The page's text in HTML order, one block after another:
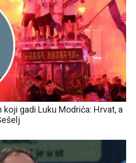
gadi Luku Modrića: Hrvat, a